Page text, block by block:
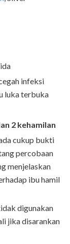
infeksi
luka terbuka
2 kehamilan
cukup bukti
percobaan
menjelaskan
ibu hamil
digunakan
jika disarankan